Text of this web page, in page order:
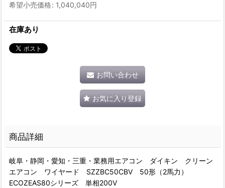
希望小売価格: 1,040,040円
在庫あり
お問い合わせ
お気に入り登録
商品詳細
岐阜・静岡・愛知・三重・業務用エアコン ダイキン クリーン
エアコン ワイヤード SZZBC50CBV 50形（2馬力）
ECOZEAS80シリーズ 単相200V